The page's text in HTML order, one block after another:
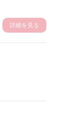
詳細を見る